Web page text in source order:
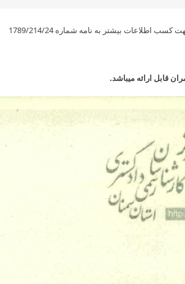
قابل ارائه می­باشد.